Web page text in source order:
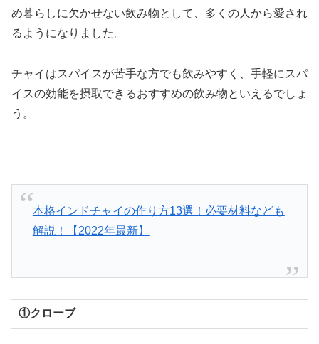
め暮らしに欠かせない飲み物として、多くの人から愛され
るようになりました。
チャイはスパイスが苦手な方でも飲みやすく、手軽にスパ
イスの効能を摂取できるおすすめの飲み物といえるでしょ
う。
本格インドチャイの作り方13選！必要材料なども
解説！【2022年最新】
①クローブ